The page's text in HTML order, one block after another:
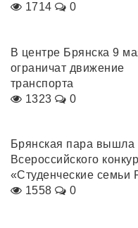
1714
0
В центре Брянска 9
ограничат движение
транспорта
1323
0
Брянская пара
Всероссийского
«Студенческие семьи
1558
0